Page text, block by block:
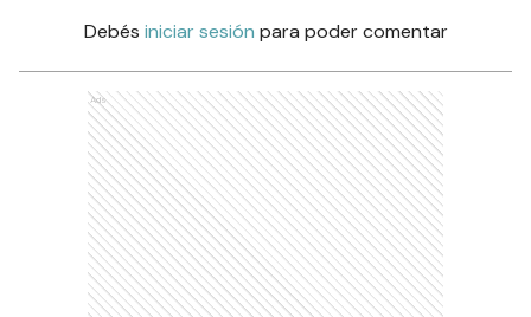
Debés iniciar sesión para poder comentar
Ads